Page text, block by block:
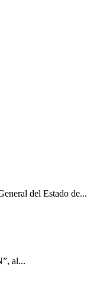
del Estado de...
al...